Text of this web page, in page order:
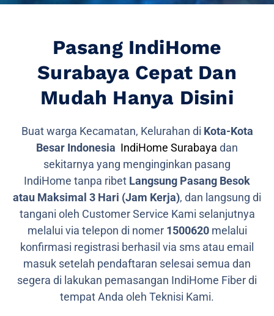
Pasang IndiHome
Surabaya Cepat Dan
Mudah Hanya Disini
Buat warga Kecamatan, Kelurahan di Kota-Kota
Besar Indonesia IndiHome Surabaya dan
sekitarnya yang menginginkan pasang
IndiHome tanpa ribet Langsung Pasang Besok
atau Maksimal 3 Hari (Jam Kerja), dan langsung di
tangani oleh Customer Service Kami selanjutnya
melalui via telepon di nomer 1500620melalui
konfirmasi registrasi berhasil via sms atau email
masuk setelah pendaftaran selesai semua dan
segera di lakukan pemasangan IndiHome Fiber di
tempat Anda oleh Teknisi Kami.